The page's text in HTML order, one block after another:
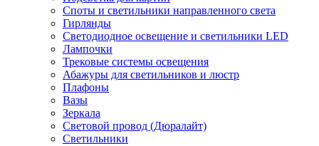
Споты и светильники направленного света
Гирлянды
Светодиодное освещение и светильники LED
Лампочки
Трековые системы освещения
Абажуры для светильников и люстр
Плафоны
Вазы
Зеркала
Световой провод (Дюралайт)
Светильники